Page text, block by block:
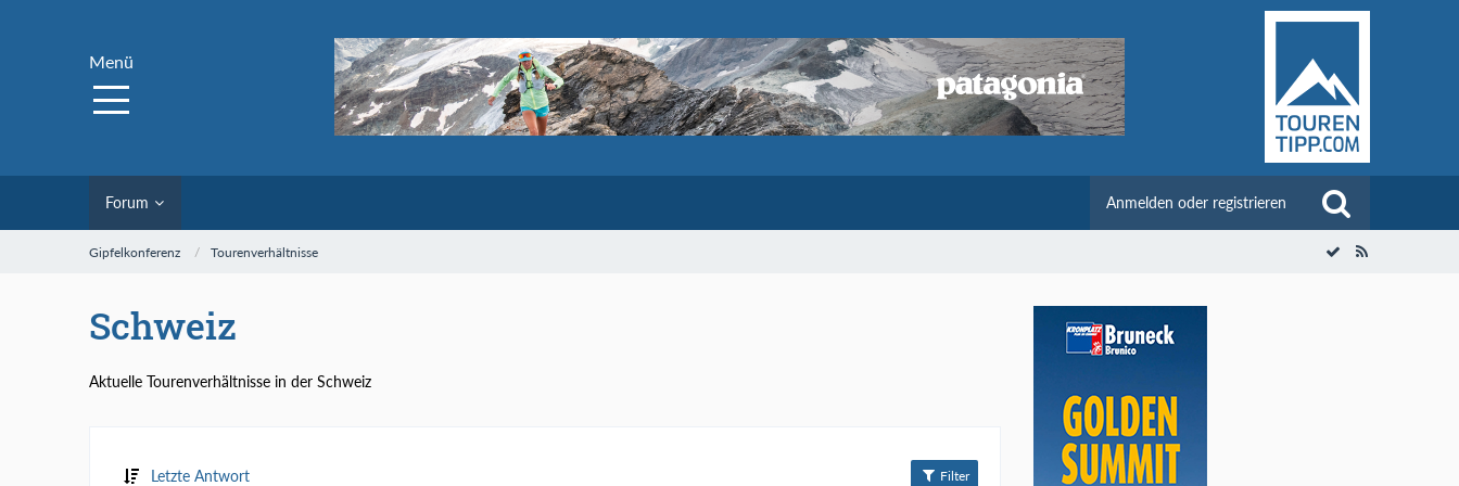
Menü
Forum Anmelden oder registrieren
Gipfelkonferenz Tourenverhältnisse
Schweiz
Aktuelle Tourenverhältnisse in der Schweiz
Letzte Antwort Filter